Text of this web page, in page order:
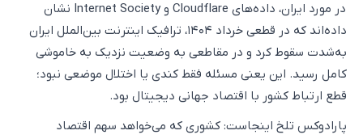
در مورد ایران، داده‌های Cloudflare و Internet Society نشان
داده‌اند که در قطعی خرداد ۱۴۰۴، ترافیک اینترنت بین‌الملل ایران
به‌شدت سقوط کرد و در مقاطعی به وضعیت نزدیک به خاموشی
کامل رسید. این یعنی مسئله فقط کندی یا اختلال موضعی نبود؛
قطع ارتباط کشور با اقتصاد جهانی دیجیتال بود.
پارادوکس تلخ اینجاست: کشوری که می‌خواهد سهم اقتصاد